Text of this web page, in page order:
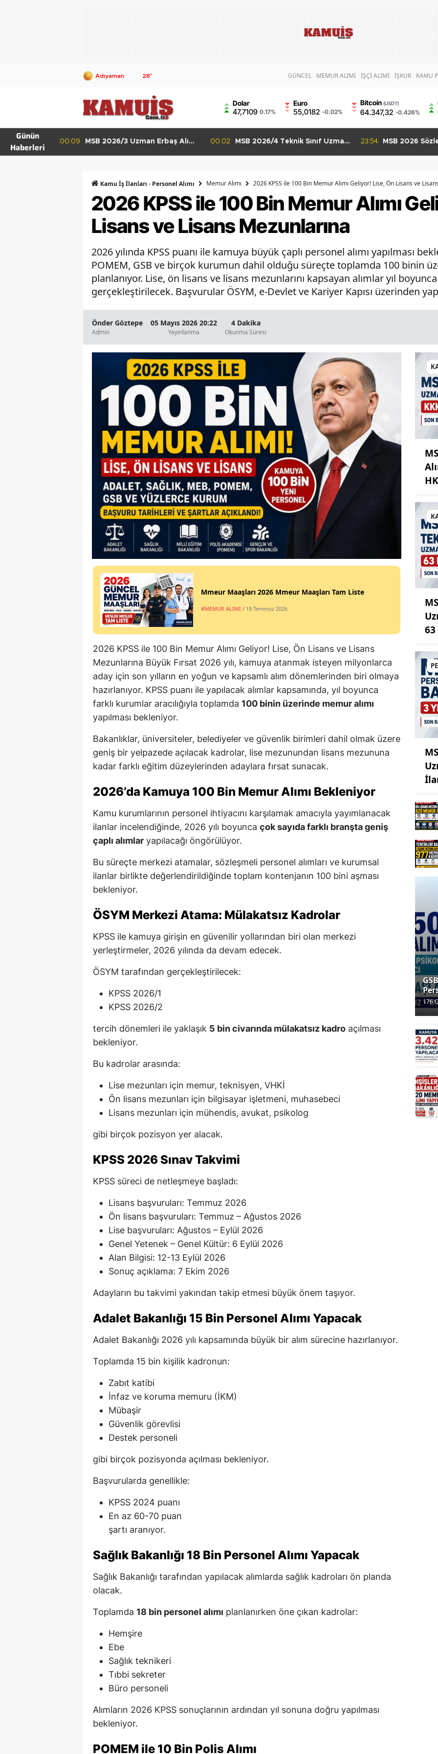
28° GÜNCEL MEMUR ALIMI İŞÇİ ALIMI İŞKUR KAMU
Dolar
47,7109 0.17%
Euro
55,0182 -0.02%
Bitcoin (USDT)
64.347,32 -0.426%
Günün
Haberleri
HKK
00:02
MSB 2026/4 Teknik Sınıf Uzman
23:54
MSB 2026 Sözleşmeli Er ve
01:36
GSB 550
Kamu İş İlanları - Personel Alımı Memur Alımı 2026 KPSS ile 100 Bin Memur Alımı Geliyor! Lise, Ön Lisans ve
2026 KPSS ile 100 Bin Memur Alımı
Lisans ve Lisans Mezunlarına
2026 yılında KPSS puanı ile kamuya büyük çaplı personel alımı yapılması
POMEM, GSB ve birçok kurumun dahil olduğu süreçte toplamda 100 binin
planlanıyor. Lise, ön lisans ve lisans mezunlarını kapsayan alımlar yıl
gerçekleştirilecek. Başvurular ÖSYM, e-Devlet ve Kariyer Kapısı üzerinden
Önder Göztepe
Admin
05 Mayıs 2026 20:22
Yayınlanma
4 Dakika
Okunma Süresi
Mmeur Maaşları 2026 Mmeur Maaşları Tam Liste
#MEMUR ALIMI / 18 Temmuz 2026
2026 KPSS ile 100 Bin Memur Alımı Geliyor! Lise, Ön Lisans ve Lisans
Mezunlarına Büyük Fırsat 2026 yılı, kamuya atanmak isteyen milyonlarca
aday için son yılların en yoğun ve kapsamlı alım dönemlerinden biri olmaya
hazırlanıyor. KPSS puanı ile yapılacak alımlar kapsamında, yıl boyunca
farklı kurumlar aracılığıyla toplamda 100 binin üzerinde memur alımı
yapılması bekleniyor.
Bakanlıklar, üniversiteler, belediyeler ve güvenlik birimleri dahil olmak üzere
geniş bir yelpazede açılacak kadrolar, lise mezunundan lisans mezununa
kadar farklı eğitim düzeylerinden adaylara fırsat sunacak.
2026’da Kamuya 100 Bin Memur Alımı Bekleniyor
Kamu kurumlarının personel ihtiyacını karşılamak amacıyla yayımlanacak
ilanlar incelendiğinde, 2026 yılı boyunca çok sayıda farklı branşta geniş
çaplı alımlar yapılacağı öngörülüyor.
Bu süreçte merkezi atamalar, sözleşmeli personel alımları ve kurumsal
ilanlar birlikte değerlendirildiğinde toplam kontenjanın 100 bini aşması
bekleniyor.
ÖSYM Merkezi Atama: Mülakatsız Kadrolar
KPSS ile kamuya girişin en güvenilir yollarından biri olan merkezi
yerleştirmeler, 2026 yılında da devam edecek.
ÖSYM tarafından gerçekleştirilecek:
KPSS 2026/1
KPSS 2026/2
tercih dönemleri ile yaklaşık 5 bin civarında mülakatsız kadro açılması
bekleniyor.
Bu kadrolar arasında:
Lise mezunları için memur, teknisyen, VHKİ
Ön lisans mezunları için bilgisayar işletmeni, muhasebeci
Lisans mezunları için mühendis, avukat, psikolog
gibi birçok pozisyon yer alacak.
KPSS 2026 Sınav Takvimi
KPSS süreci de netleşmeye başladı:
Lisans başvuruları: Temmuz 2026
Ön lisans başvuruları: Temmuz – Ağustos 2026
Lise başvuruları: Ağustos – Eylül 2026
Genel Yetenek – Genel Kültür: 6 Eylül 2026
Alan Bilgisi: 12-13 Eylül 2026
Sonuç açıklama: 7 Ekim 2026
Adayların bu takvimi yakından takip etmesi büyük önem taşıyor.
Adalet Bakanlığı 15 Bin Personel Alımı Yapacak
Adalet Bakanlığı 2026 yılı kapsamında büyük bir alım sürecine hazırlanıyor.
Toplamda 15 bin kişilik kadronun:
Zabıt katibi
İnfaz ve koruma memuru (İKM)
Mübaşir
Güvenlik görevlisi
Destek personeli
gibi birçok pozisyonda açılması bekleniyor.
Başvurularda genellikle:
KPSS 2024 puanı
En az 60-70 puan
şartı aranıyor.
Sağlık Bakanlığı 18 Bin Personel Alımı Yapacak
Sağlık Bakanlığı tarafından yapılacak alımlarda sağlık kadroları ön planda
olacak.
Toplamda 18 bin personel alımı planlanırken öne çıkan kadrolar:
Hemşire
Ebe
Sağlık teknikeri
Tıbbi sekreter
Büro personeli
Alımların 2026 KPSS sonuçlarının ardından yıl sonuna doğru yapılması
bekleniyor.
POMEM ile 10 Bin Polis Alımı
60
176
hafta